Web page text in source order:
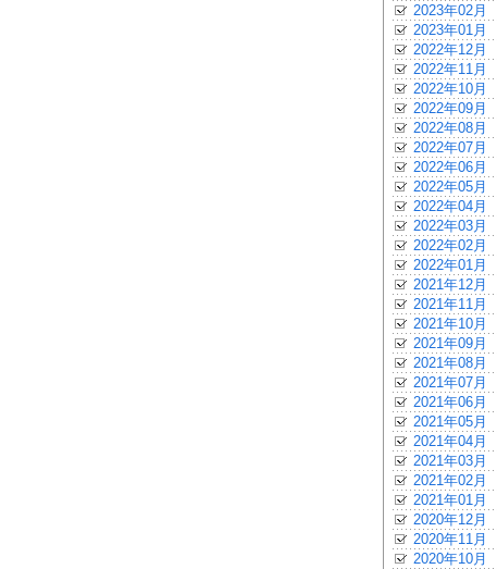
2023年02月
2023年01月
2022年12月
2022年11月
2022年10月
2022年09月
2022年08月
2022年07月
2022年06月
2022年05月
2022年04月
2022年03月
2022年02月
2022年01月
2021年12月
2021年11月
2021年10月
2021年09月
2021年08月
2021年07月
2021年06月
2021年05月
2021年04月
2021年03月
2021年02月
2021年01月
2020年12月
2020年11月
2020年10月